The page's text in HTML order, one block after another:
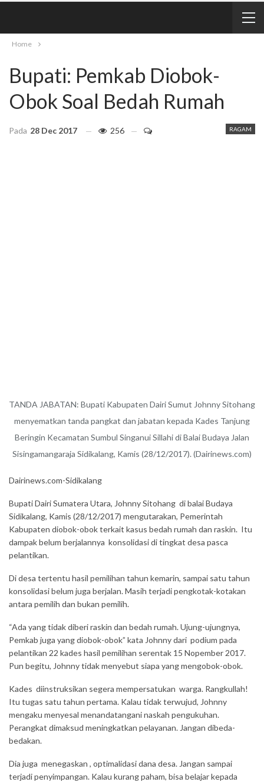
Home
Bupati: Pemkab Diobok-
Obok Soal Bedah Rumah
RAGAM
Pada 28 Dec 2017 256
TANDA JABATAN: Bupati Kabupaten Dairi Sumut Johnny Sitohang
menyematkan tanda pangkat dan jabatan kepada Kades Tanjung
Beringin Kecamatan Sumbul Singanui Sillahi di Balai Budaya Jalan
Sisingamangaraja Sidikalang, Kamis (28/12/2017). (Dairinews.com)
Dairinews.com-Sidikalang
Bupati Dairi Sumatera Utara, Johnny Sitohang di balai Budaya
Sidikalang, Kamis (28/12/2017) mengutarakan, Pemerintah
Kabupaten diobok-obok terkait kasus bedah rumah dan raskin. Itu
dampak belum berjalannya konsolidasi di tingkat desa pasca
pelantikan.
Di desa tertentu hasil pemilihan tahun kemarin, sampai satu tahun
konsolidasi belum juga berjalan. Masih terjadi pengkotak-kotakan
antara pemilih dan bukan pemilih.
“Ada yang tidak diberi raskin dan bedah rumah. Ujung-ujungnya,
Pemkab juga yang diobok-obok” kata Johnny dari podium pada
pelantikan 22 kades hasil pemilihan serentak 15 Nopember 2017.
Pun begitu, Johnny tidak menyebut siapa yang mengobok-obok.
Kades diinstruksikan segera mempersatukan warga. Rangkullah!
Itu tugas satu tahun pertama. Kalau tidak terwujud, Johnny
mengaku menyesal menandatangani naskah pengukuhan.
Perangkat dimaksud meningkatkan pelayanan. Jangan dibeda-
bedakan.
Dia juga menegaskan , optimalidasi dana desa. Jangan sampai
terjadi penyimpangan. Kalau kurang paham, bisa belajar kepada